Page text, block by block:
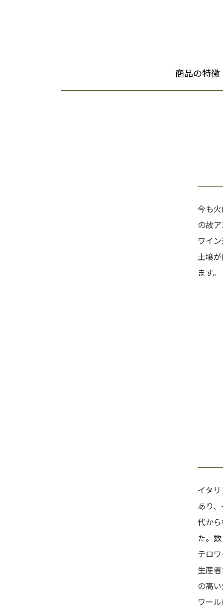
商品の特徴
今も
の故
ワイ
土壌
ます。
イタ
あり
代か
た。
テロ
生産
の高
ワー